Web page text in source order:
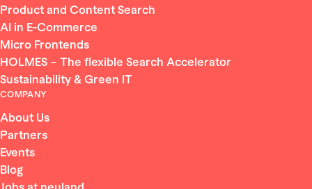
Product and Content Search
AI in E-Commerce
Micro Frontends
HOLMES – The flexible Search Accelerator
Sustainability & Green IT
COMPANY
About Us
Partners
Events
Blog